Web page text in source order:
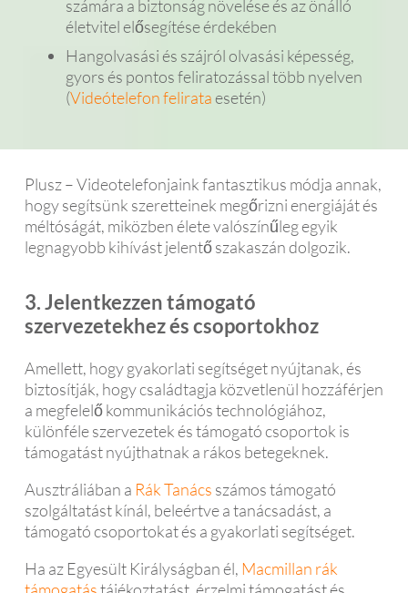
számára a biztonság növelése és az önálló
életvitel elősegítése érdekében
Hangolvasási és szájról olvasási képesség,
gyors és pontos feliratozással több nyelven
(Videótelefon felirataesetén)
Plusz – Videotelefonjaink fantasztikus módja annak,
hogy segítsünk szeretteinek megőrizni energiáját és
méltóságát, miközben élete valószínűleg egyik
legnagyobb kihívást jelentő szakaszán dolgozik.
3. Jelentkezzen támogató
szervezetekhez és csoportokhoz
Amellett, hogy gyakorlati segítséget nyújtanak, és
biztosítják, hogy családtagja közvetlenül hozzáférjen
a megfelelő kommunikációs technológiához,
különféle szervezetek és támogató csoportok is
támogatást nyújthatnak a rákos betegeknek.
Ausztráliában a Rák Tanács számos támogató
szolgáltatást kínál, beleértve a tanácsadást, a
támogató csoportokat és a gyakorlati segítséget.
Ha az Egyesült Királyságban él, Macmillan rák